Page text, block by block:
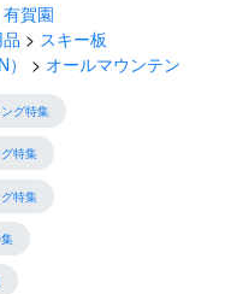
賀園
スキー板
オールマウンテン
グ特集
特集
特集